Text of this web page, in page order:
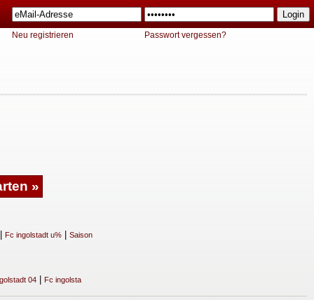
Neu registrieren Passwort vergessen?
Fc ingolstadt u%| Saison
04| Fc ingolsta